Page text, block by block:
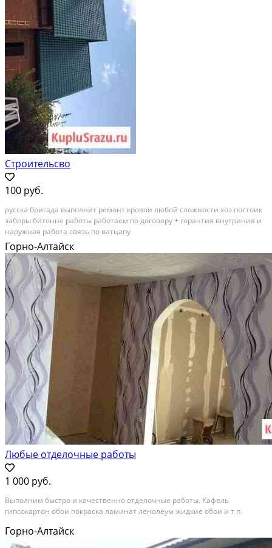
Строительсво
100 руб.
русска бригада выполнит ремонт кровли любой сложности хоз постоик
заборы битонне работы работаем по договору + горантия внутриния и
наружная работа связь по ватцапу
Горно-Алтайск
Любые отделочные работы
1 000 руб.
Выполним быстро и качественно отделочные работы. Кафель
гипсокартон обои покраска ламинат ленолеум жидкие обои и т п
Горно-Алтайск